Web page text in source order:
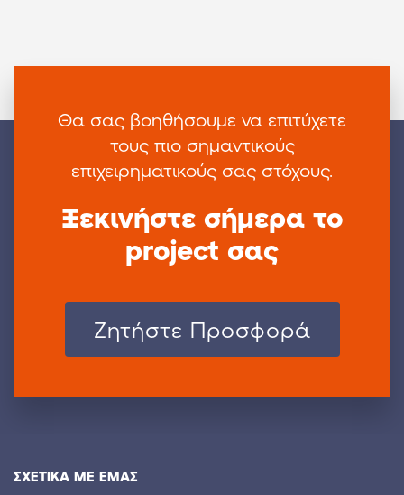
Θα σας βοηθήσουμε να επιτύχετε
τους πιο σημαντικούς
επιχειρηματικούς σας στόχους.
Ξεκινήστε σήμερα το
project σας
Zητήστε Προσφορά
ΣΧΕΤΙΚΑ ΜΕ ΕΜΑΣ